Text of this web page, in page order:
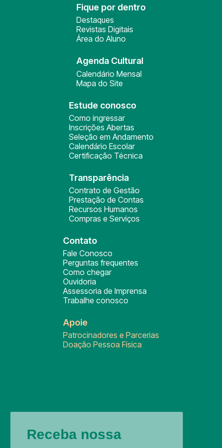
Fique por dentro
Destaques
Revistas Digitais
Área do Aluno
Agenda Cultural
Calendário Mensal
Mapa do Site
Estude conosco
Como ingressar
Inscrições Abertas
Seleção em Andamento
Calendário Escolar
Certificação Técnica
Transparência
Contrato de Gestão
Prestação de Contas
Recursos Humanos
Compras e Serviços
Contato
Fale Conosco
Perguntas frequentes
Como chegar
Ouvidoria
Assessoria de Imprensa
Trabalhe conosco
Apoie
Patrocinadores e Parcerias
Doação Pessoa Física